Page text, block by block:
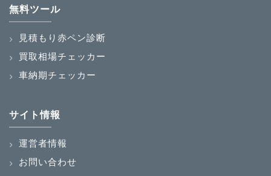
無料ツール
見積もり赤ペン診断
買取相場チェッカー
車納期チェッカー
サイト情報
運営者情報
お問い合わせ